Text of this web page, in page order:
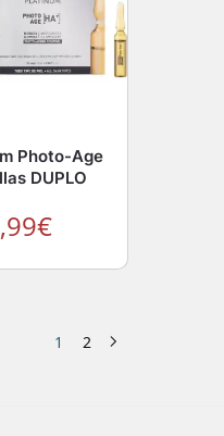
Photo-Age
DUPLO
€
1 2